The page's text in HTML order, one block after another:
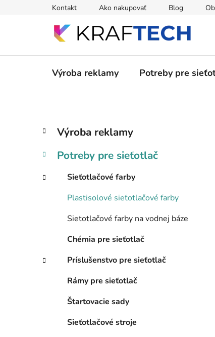
Kontakt Ako nakupovať Blog
Výroba reklamy Potreby pre
B
č
ý
Preskočiť
kategórie
K
a
e
ó
Výroba reklamy
Potreby pre sieťotlač
Sieťotlačové farby
Plastisolové sieťotlačové farby
Sieťotlačové farby na vodnej báze
Chémia pre sieťotlač
Príslušenstvo pre sieťotlač
Rámy pre sieťotlač
Štartovacie sady
Sieťotlačové stroje